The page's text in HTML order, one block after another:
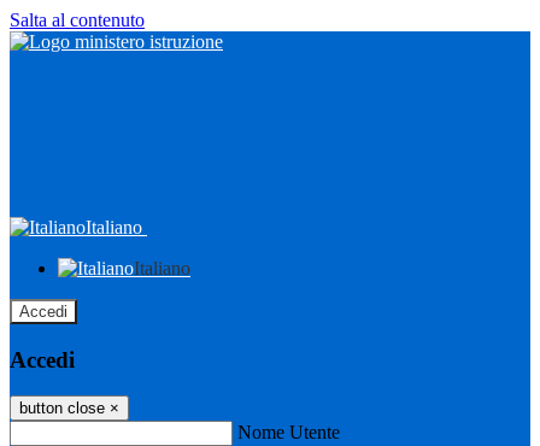
Salta al contenuto
Italiano
Italiano
Accedi
Accedi
button close ×
Nome Utente